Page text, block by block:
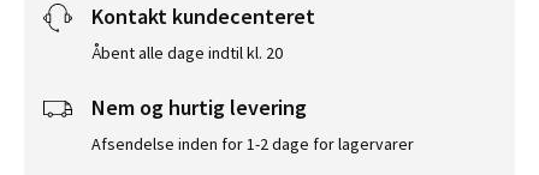
Kontakt kundecenteret
Åbent alle dage indtil kl. 20
Nem og hurtig levering
Afsendelse inden for 1-2 dage for lagervarer